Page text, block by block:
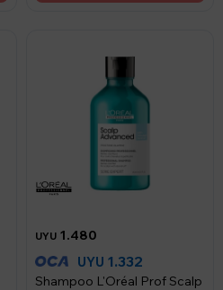
UYU 1.480
UYU 1.332
Shampoo L'Oréal Prof Scalp